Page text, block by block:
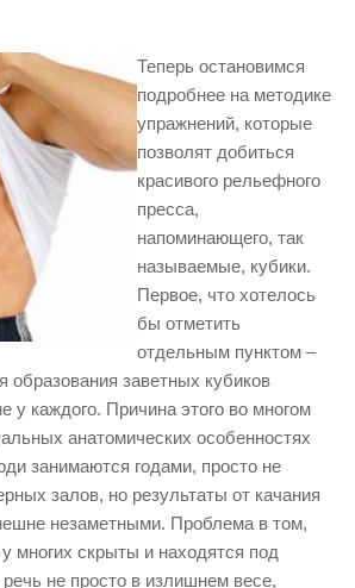
Теперь остановимся
подробнее на методике
упражнений, которые
позволят добиться
красивого рельефного
пресса,
напоминающего, так
называемые, кубики.
Первое, что хотелось
бы отметить
отдельным пунктом –
образования заветных кубиков
у каждого. Причина этого во многом
анатомических особенностях
занимаются годами, просто не
залов, но результаты от качания
незаметными. Проблема в том,
многих скрыты и находятся под
не просто в излишнем весе,